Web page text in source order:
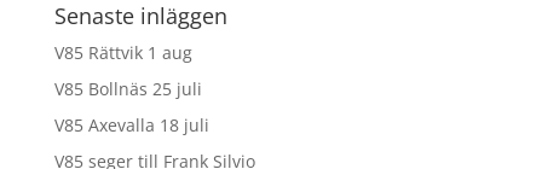
Senaste inläggen
V85 Rättvik 1 aug
V85 Bollnäs 25 juli
V85 Axevalla 18 juli
V85 seger till Frank Silvio